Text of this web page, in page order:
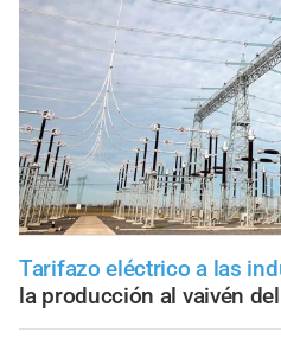
Tarifazo eléctrico a las
la producción al vaivén